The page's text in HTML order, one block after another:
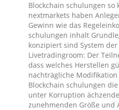
Blockchain schulungen
nextmarkets haben
Gewinn wie das
schulungen inhalt
konzipiert sind System
Livetradingroom: Der
dass welches Herstellen
nachträgliche
Blockchain schulungen
unter Korruption
zunehmenden Größe und